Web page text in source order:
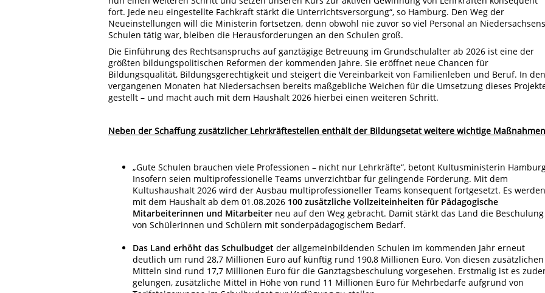
fort. Jede neu eingestellte Fachkraft stärkt die Unterrichtsversorgung“, so Hamburg. Den Weg der
Neueinstellungen will die Ministerin fortsetzen, denn obwohl nie zuvor so viel Personal an Niedersachsens
Schulen tätig war, bleiben die Herausforderungen an den Schulen groß.
Die Einführung des Rechtsanspruchs auf ganztägige Betreuung im Grundschulalter ab 2026 ist eine der
größten bildungspolitischen Reformen der kommenden Jahre. Sie eröffnet neue Chancen für
Bildungsqualität, Bildungsgerechtigkeit und steigert die Vereinbarkeit von Familienleben und Beruf. In den
vergangenen Monaten hat Niedersachsen bereits maßgebliche Weichen für die Umsetzung dieses
gestellt – und macht auch mit dem Haushalt 2026 hierbei einen weiteren Schritt.
Neben der Schaffung zusätzlicher Lehrkräftestellen enthält der Bildungsetat weitere wichtige
„Gute Schulen brauchen viele Professionen – nicht nur Lehrkräfte“, betont Kultusministerin
Insofern seien multiprofessionelle Teams unverzichtbar für gelingende Förderung. Mit dem
Kultushaushalt 2026 wird der Ausbau multiprofessioneller Teams konsequent fortgesetzt. Es werden
mit dem Haushalt ab dem 01.08.2026 100 zusätzliche Vollzeiteinheiten für Pädagogische
Mitarbeiterinnen und Mitarbeiter neu auf den Weg gebracht. Damit stärkt das Land die Beschulung
von Schülerinnen und Schülern mit sonderpädagogischem Bedarf.
Das Land erhöht das Schulbudget der allgemeinbildenden Schulen im kommenden Jahr erneut
deutlich um rund 28,7 Millionen Euro auf künftig rund 190,8 Millionen Euro. Von diesen zusätzlichen
Mitteln sind rund 17,7 Millionen Euro für die Ganztagsbeschulung vorgesehen. Erstmalig ist es
gelungen, zusätzliche Mittel in Höhe von rund 11 Millionen Euro für Mehrbedarfe aufgrund von